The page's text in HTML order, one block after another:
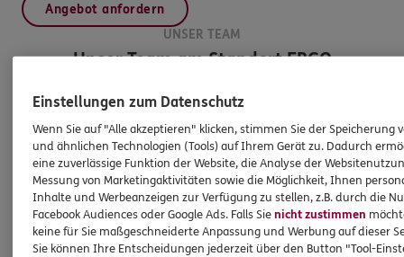
Angebot anfordern
UNSER TEAM
Unser Team am StandortERGO
Einstellungen zum Datenschutz
Wenn Sie auf "Alle akzeptieren" klicken, stimmen Sie der Speicherung
und ähnlichen Technologien (Tools) auf Ihrem Gerät zu. Dadurch
eine zuverlässige Funktion der Website, die Analyse der
Messung von Marketingaktivitäten sowie die Möglichkeit, Ihnen
Inhalte und Werbeanzeigen zur Verfügung zu stellen, z.B. durch die
Facebook Audiences oder Google Ads. Falls Sienicht zustimmen
keine für Sie maßgeschneiderte Anpassung und Werbung auf dieser
Sie können Ihre Entscheidungen jederzeit über den Button "Tool-